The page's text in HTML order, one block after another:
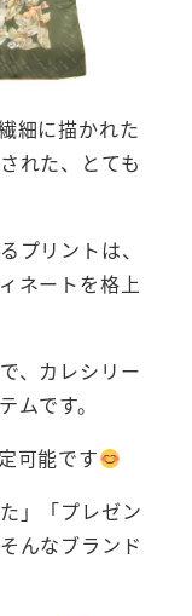
細に描かれた
れた、とても
プリントは、
ネートを格上
、カレシリー
ムです。
可能です
」「プレゼン
んなブランド